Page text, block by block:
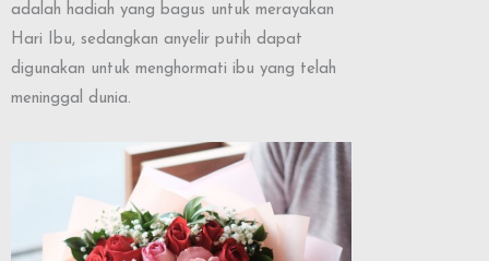
adalah hadiah yang bagus untuk merayakan
Hari Ibu, sedangkan anyelir putih dapat
digunakan untuk menghormati ibu yang telah
meninggal dunia.